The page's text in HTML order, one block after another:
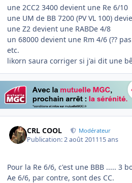
une 2CC2 3400 devient une Re 6/10
une UM de BB 7200 (PV VL 100)
une Z2 devient une RABDe 4/8
un 68000 devient une Rm 4/6 (??
etc.
likorn saura corriger si j'ai dit une
CRL COOL Modérateur
Publication:2 août 201115 ans
Pour la Re 6/6, c'est une BBB ..... 3
Ae 6/6, par contre, sont des CC.